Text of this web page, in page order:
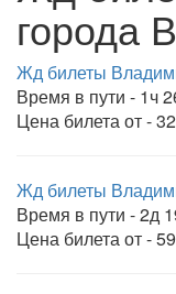
города
Жд билеты
Время в пути - 1ч
Цена билета от -
Жд билеты
Время в пути - 2д
Цена билета от -